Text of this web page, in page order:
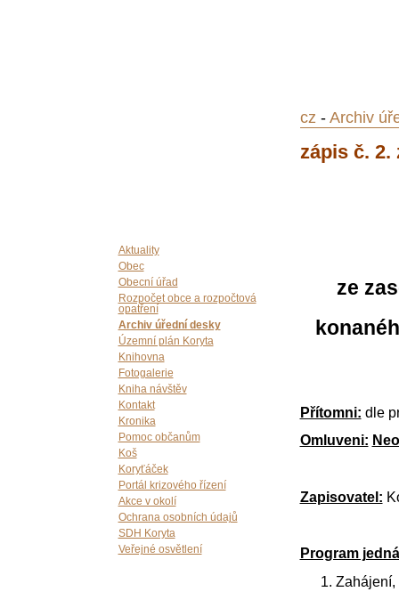
Aktuality
Obec
Obecní úřad
Rozpočet obce a rozpočtová
opatření
Archiv úřední desky
Územní plán Koryta
Knihovna
Fotogalerie
Kniha návštěv
Kontakt
Kronika
Pomoc občanům
Koš
Koryťáček
Portál krizového řízení
Akce v okolí
Ochrana osobních údajů
SDH Koryta
Veřejné osvětlení
cz - Archiv
zápis č. 2.
ze
Přítomni: dle
Omluveni:
Zapisovatel:
Program
Zahájení,